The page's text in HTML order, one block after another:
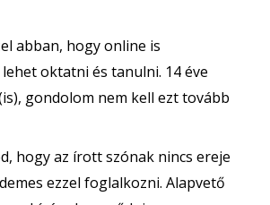
abban, hogy online is
oktatni és tanulni. 14 éve
gondolom nem kell ezt tovább
hogy az írott szónak nincs ereje
ezzel foglalkozni. Alapvető